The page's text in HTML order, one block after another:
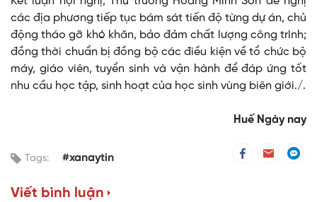
các địa phương tiếp tục bám sát tiến độ từng dự án, chủ
động tháo gỡ khó khăn, bảo đảm chất lượng công trình;
đồng thời chuẩn bị đồng bộ các điều kiện về tổ chức bộ
máy, giáo viên, tuyển sinh và vận hành để đáp ứng tốt
nhu cầu học tập, sinh hoạt của học sinh vùng biên giới./.
Huế Ngày nay
Tags: #xanaytin
Viết bình luận